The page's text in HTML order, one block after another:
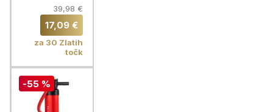
90x160 cm,
zeleno-bela,
BE-0201-KZ
39,98 €
17,09 €
za 30 Zlatih
točk
-55 %